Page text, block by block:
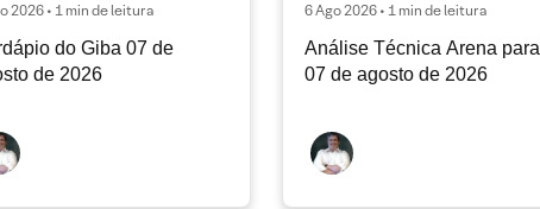
2026 • 1 min de leitura
do Giba 07 de
de 2026
6 Ago 2026 • 1 min de leitura
Análise Técnica Arena para
07 de agosto de 2026